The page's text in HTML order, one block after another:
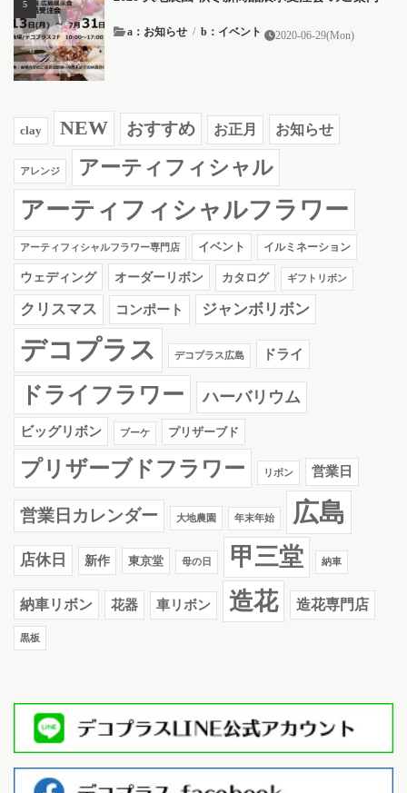
2020-06-29(Mon)
a：お知らせ / b：イベント
clay NEW おすすめ お正月 お知らせ
アレンジ アーティフィシャル
アーティフィシャルフラワー
アーティフィシャルフラワー専門店 イベント イルミネーション
ウェディング オーダーリボン カタログ ギフトリボン
クリスマス コンポート ジャンボリボン
デコプラス デコプラス広島 ドライ
ドライフラワー ハーバリウム
ビッグリボン ブーケ プリザーブド
プリザーブドフラワー リボン 営業日
営業日カレンダー 大地農園 年末年始 広島
店休日 新作 東京堂 母の日 甲三堂 納車
納車リボン 花器 車リボン 造花 造花専門店
黒板